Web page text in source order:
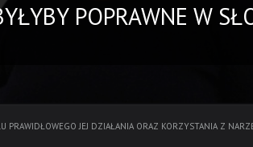
POPRAWNE W
PRAWIDŁOWEGO JEJ DZIAŁANIA ORAZ KORZYSTANIA Z